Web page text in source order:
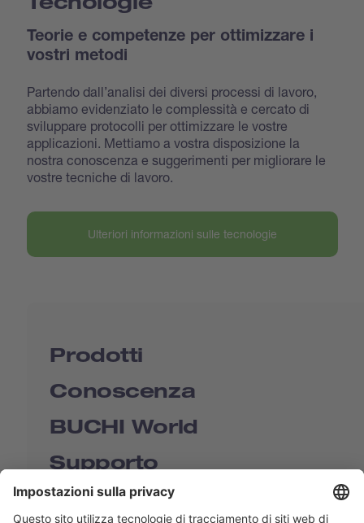
Teorie e competenze per ottimizzare i
vostri metodi
Partendo dall’analisi dei diversi processi di lavoro,
abbiamo evidenziato le complessità e cercato di
sviluppare protocolli per ottimizzare le vostre
applicazioni. Mettiamo a vostra disposizione la
nostra conoscenza e suggerimenti per migliorare le
vostre tecniche di lavoro.
Ulteriori informazioni sulle tecnologie
Prodotti
Conoscenza
BUCHI World
Supporto
Shop